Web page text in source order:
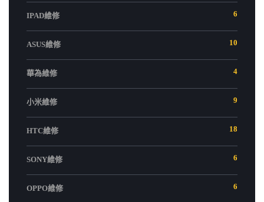
IPAD維修 6
ASUS維修 10
華為維修 4
小米維修 9
HTC維修 18
SONY維修 6
OPPO維修 6